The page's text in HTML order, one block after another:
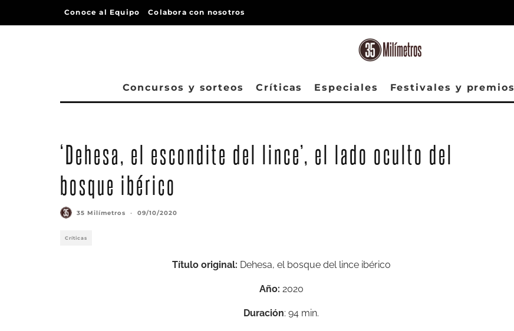
Conoce al Equipo Colabora con nosotros
Concursos y sorteos Críticas Especiales Festivales y premios
‘Dehesa, el escondite del lince’, el lado oculto del
bosque ibérico
35 Milímetros · 09/10/2020
Críticas
Título original: Dehesa, el bosque del lince ibérico
Año: 2020
Duración: 94 min.